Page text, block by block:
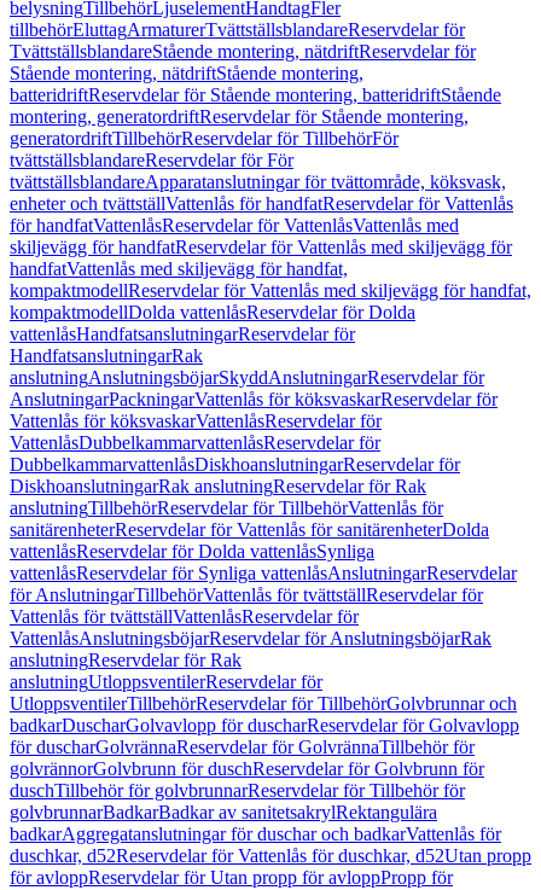
belysningTillbehörLjuselementHandtagFler
tillbehörEluttagArmaturerTvättställsblandareReservdelar för
TvättställsblandareStående montering, nätdriftReservdelar för
Stående montering, nätdriftStående montering,
batteridriftReservdelar för Stående montering, batteridriftStående
montering, generatordriftReservdelar för Stående montering,
generatordriftTillbehörReservdelar för TillbehörFör
tvättställsblandareReservdelar för För
tvättställsblandareApparatanslutningar för tvättområde, köksvask,
enheter och tvättställVattenlås för handfatReservdelar för Vattenlås
för handfatVattenlåsReservdelar för VattenlåsVattenlås med
skiljevägg för handfatReservdelar för Vattenlås med skiljevägg för
handfatVattenlås med skiljevägg för handfat,
kompaktmodellReservdelar för Vattenlås med skiljevägg för handfat,
kompaktmodellDolda vattenlåsReservdelar för Dolda
vattenlåsHandfatsanslutningarReservdelar för
HandfatsanslutningarRak
anslutningAnslutningsböjarSkyddAnslutningarReservdelar för
AnslutningarPackningarVattenlås för köksvaskarReservdelar för
Vattenlås för köksvaskarVattenlåsReservdelar för
VattenlåsDubbelkammarvattenlåsReservdelar för
DubbelkammarvattenlåsDiskhoanslutningarReservdelar för
DiskhoanslutningarRak anslutningReservdelar för Rak
anslutningTillbehörReservdelar för TillbehörVattenlås för
sanitärenheterReservdelar för Vattenlås för sanitärenheterDolda
vattenlåsReservdelar för Dolda vattenlåsSynliga
vattenlåsReservdelar för Synliga vattenlåsAnslutningarReservdelar
för AnslutningarTillbehörVattenlås för tvättställReservdelar för
Vattenlås för tvättställVattenlåsReservdelar för
VattenlåsAnslutningsböjarReservdelar för AnslutningsböjarRak
anslutningReservdelar för Rak
anslutningUtloppsventilerReservdelar för
UtloppsventilerTillbehörReservdelar för TillbehörGolvbrunnar och
badkarDuscharGolvavlopp för duscharReservdelar för Golvavlopp
för duscharGolvrännaReservdelar för GolvrännaTillbehör för
golvrännorGolvbrunn för duschReservdelar för Golvbrunn för
duschTillbehör för golvbrunnarReservdelar för Tillbehör för
golvbrunnarBadkarBadkar av sanitetsakrylRektangulära
badkarAggregatanslutningar för duschar och badkarVattenlås för
duschkar, d52Reservdelar för Vattenlås för duschkar, d52Utan propp
för avloppReservdelar för Utan propp för avloppPropp för